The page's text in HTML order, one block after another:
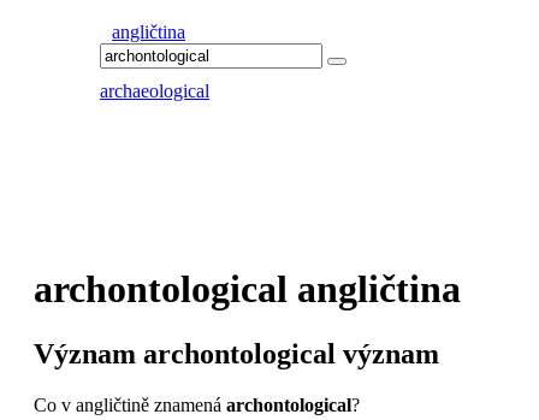
angličtina
archaeological
archontological angličtina
Význam archontological význam
Co v angličtině znamená archontological?